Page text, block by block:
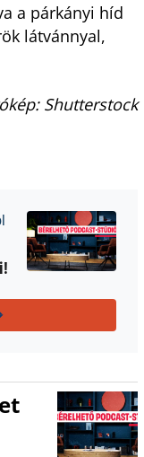
a párkányi híd
látvánnyal,
Shutterstock